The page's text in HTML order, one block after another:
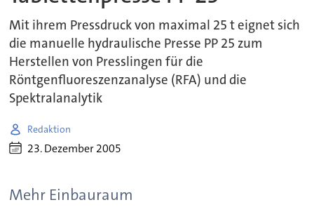
Mit ihrem Pressdruck von maximal 25 t eignet sich
die manuelle hydraulische Presse PP 25 zum
Herstellen von Presslingen für die
Röntgenfluoreszenzanalyse (RFA) und die
Spektralanalytik
Redaktion
23. Dezember 2005
Mehr Einbauraum